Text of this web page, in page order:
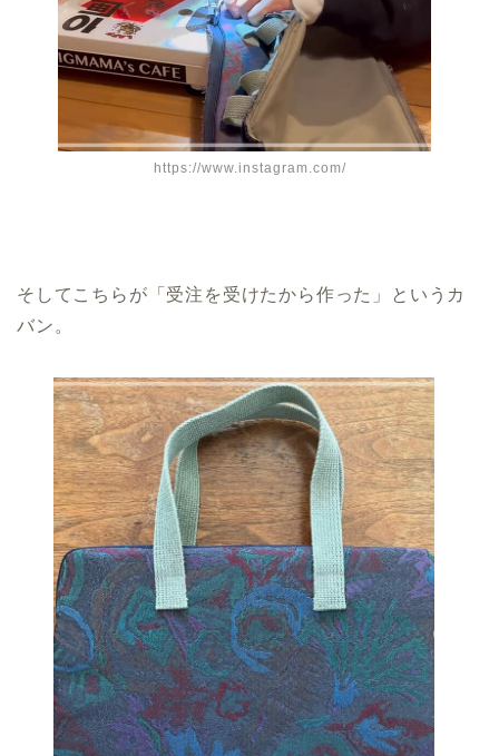
https://www.instagram.com/
そしてこちらが「受注を受けたから作った」というカ
バン。